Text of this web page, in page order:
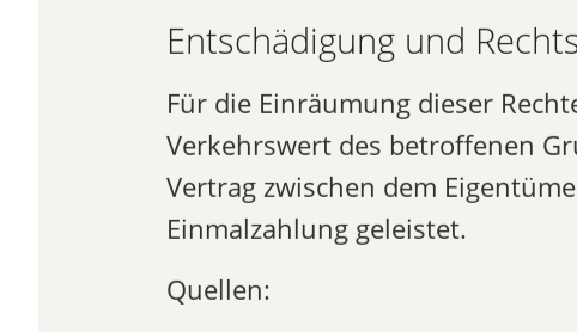
Entschädigung und
Für die Einräumung dieser
Verkehrswert des betroffenen
Vertrag zwischen dem
Einmalzahlung geleistet.
Quellen: